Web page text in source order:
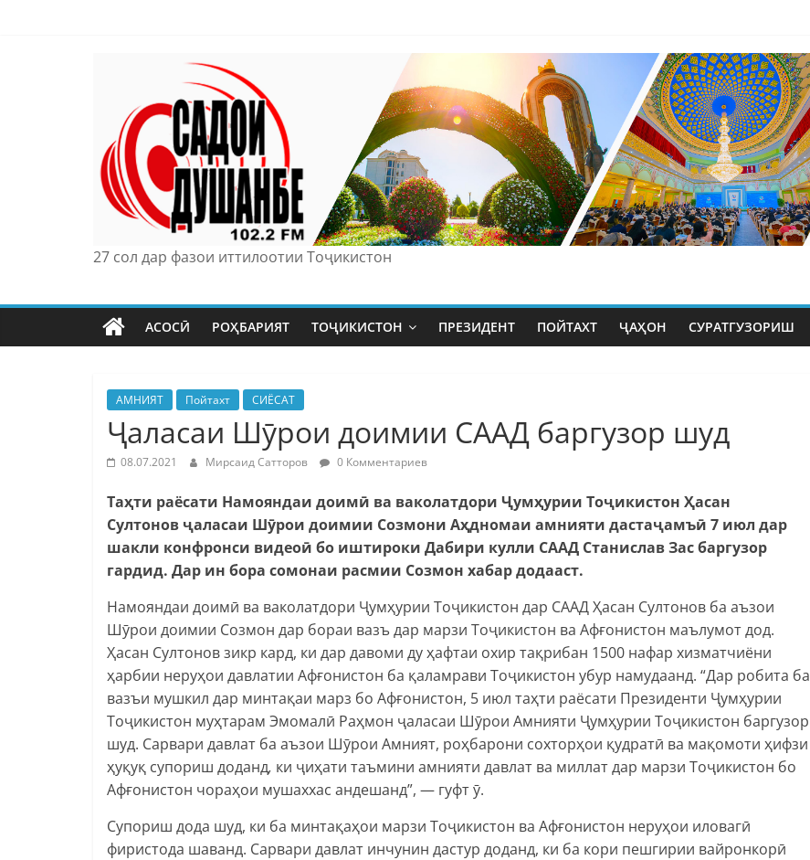
27 сол дар фазои иттилоотии Тоҷикистон
АСОСӢ РОҲБАРИЯТ ТОҶИКИСТОН ПРЕЗИДЕНТ ПОЙТАХТ ҶАҲОН СУРАТГУЗОРИШ
АМНИЯТ Пойтахт СИЁСАТ
Ҷаласаи Шӯрои доимии СААД баргузор шуд
08.07.2021 Мирсаид Сатторов 0 Комментариев
Таҳти раёсати Намояндаи доимӣ ва ваколатдори Ҷумҳурии Тоҷикистон Ҳасан
Султонов ҷаласаи Шӯрои доимии Созмони Аҳдномаи амнияти дастаҷамъӣ 7 июл дар
шакли конфронси видеоӣ бо иштироки Дабири кулли СААД Станислав Зас баргузор
гардид. Дар ин бора сомонаи расмии Созмон хабар додааст.
Намояндаи доимӣ ва ваколатдори Ҷумҳурии Тоҷикистон дар СААД Ҳасан Султонов ба аъзои
Шӯрои доимии Созмон дар бораи вазъ дар марзи Тоҷикистон ва Афғонистон маълумот дод.
Ҳасан Султонов зикр кард, ки дар давоми ду ҳафтаи охир тақрибан 1500 нафар хизматчиёни
ҳарбии неруҳои давлатии Афғонистон ба қаламрави Тоҷикистон убур намудаанд. “Дар робита ба
вазъи мушкил дар минтақаи марз бо Афғонистон, 5 июл таҳти раёсати Президенти Ҷумҳурии
Тоҷикистон муҳтарам Эмомалӣ Раҳмон ҷаласаи Шӯрои Амнияти Ҷумҳурии Тоҷикистон баргузор
шуд. Сарвари давлат ба аъзои Шӯрои Амният, роҳбарони сохторҳои қудратӣ ва мақомоти ҳифзи
ҳуқуқ супориш доданд, ки ҷиҳати таъмини амнияти давлат ва миллат дар марзи Тоҷикистон бо
Афғонистон чораҳои мушаххас андешанд”, — гуфт ӯ.
Супориш дода шуд, ки ба минтақаҳои марзи Тоҷикистон ва Афғонистон неруҳои иловагӣ
фиристода шаванд. Сарвари давлат инчунин дастур доданд, ки ба кори пешгирии вайронкорӣ